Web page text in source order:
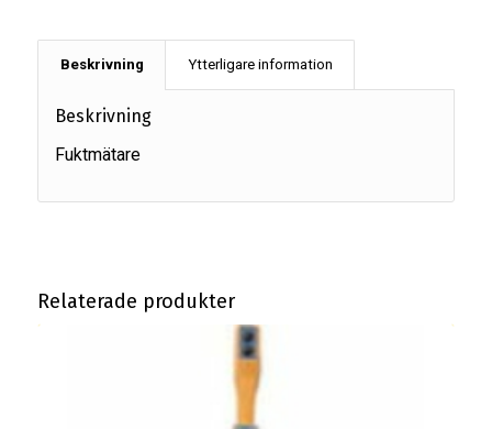
Beskrivning Ytterligare information
Beskrivning
Fuktmätare
Relaterade produkter